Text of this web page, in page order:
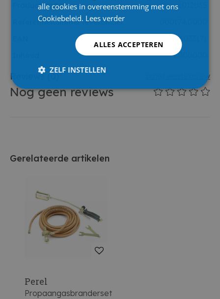
Product code
Referentienummer leverancier
4046436033171
1.000000
Reviews (0) Schrijf eerste review
Nog geen reviews
Gerelateerde artikelen
Perel
Propaangasbranderset
alle cookies in overeenstemming met ons
Cookiebeleid. Lees verder
ALLES ACCEPTEREN
ZELF INSTELLEN